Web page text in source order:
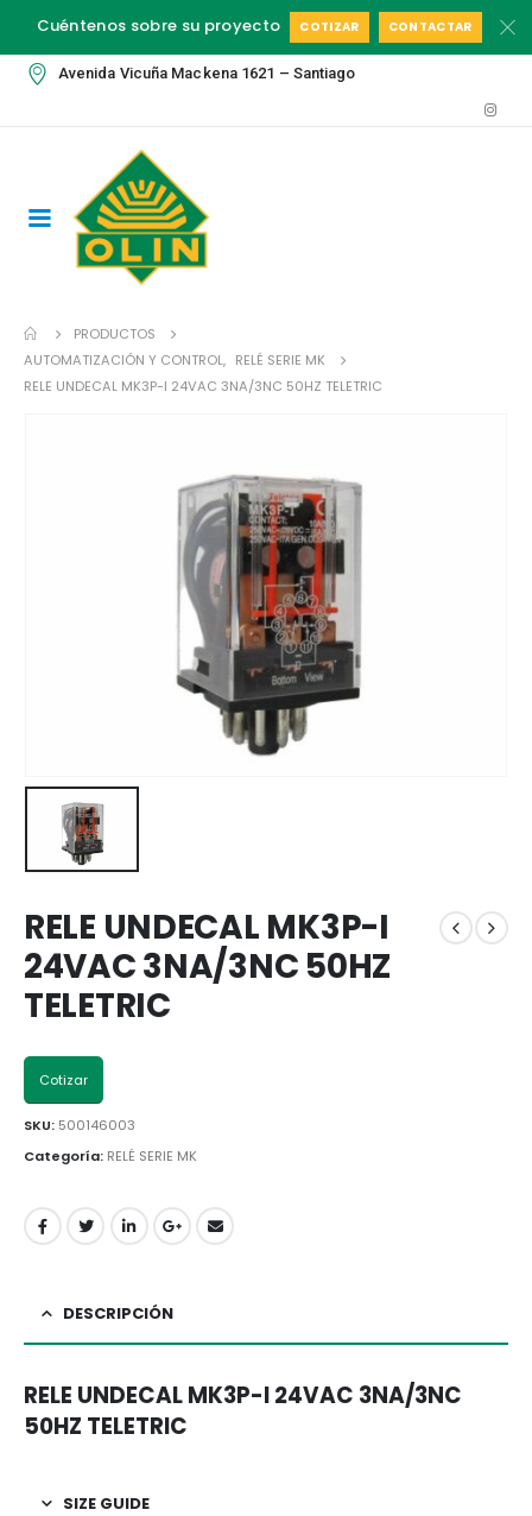
Cuéntenos sobre su proyecto COTIZAR CONTACTAR
Avenida Vicuña Mackena 1621 – Santiago
PRODUCTOS
AUTOMATIZACIÓN Y CONTROL, RELÉ SERIE MK
RELE UNDECAL MK3P-I 24VAC 3NA/3NC 50HZ TELETRIC
RELE UNDECAL MK3P-I
24VAC 3NA/3NC 50HZ
TELETRIC
Cotizar
SKU: 500146003
Categoría: RELÉ SERIE MK
DESCRIPCIÓN
RELE UNDECAL MK3P-I 24VAC 3NA/3NC
50HZ TELETRIC
SIZE GUIDE